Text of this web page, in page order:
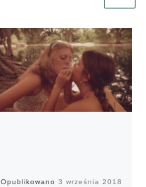
Opublikowano 3 września 2018